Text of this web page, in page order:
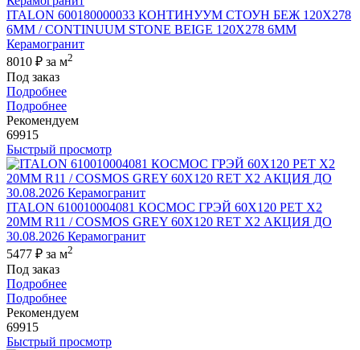
ITALON 600180000033 КОНТИНУУМ СТОУН БЕЖ 120X278
6ММ / CONTINUUM STONE BEIGE 120X278 6MM
Керамогранит
8010 ₽ за м2
Под заказ
Подробнее
Подробнее
Рекомендуем
69915
Быстрый просмотр
ITALON 610010004081 КОСМОС ГРЭЙ 60X120 РЕТ Х2
20MM R11 / COSMOS GREY 60X120 RET X2 АКЦИЯ ДО
30.08.2026 Керамогранит
5477 ₽ за м2
Под заказ
Подробнее
Подробнее
Рекомендуем
69915
Быстрый просмотр